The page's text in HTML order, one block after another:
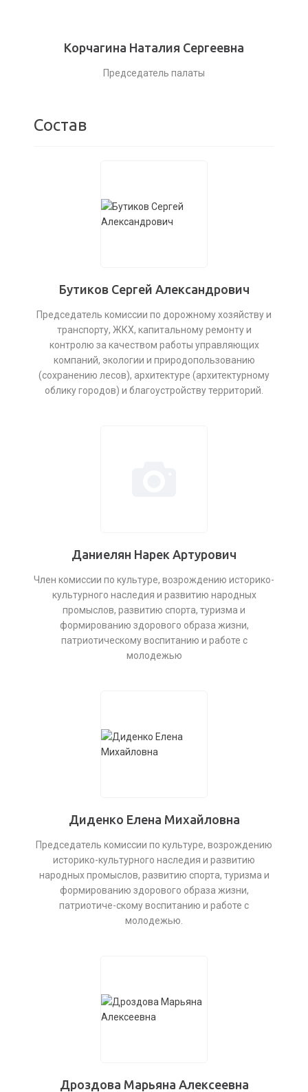
Корчагина Наталия Сергеевна
Председатель палаты
Состав
Бутиков Сергей Александрович
Председатель комиссии по дорожному хозяйству и
транспорту, ЖКХ, капитальному ремонту и
контролю за качеством работы управляющих
компаний, экологии и природопользованию
(сохранению лесов), архитектуре (архитектурному
облику городов) и благоустройству территорий.
Даниелян Нарек Артурович
Член комиссии по культуре, возрождению историко-
культурного наследия и развитию народных
промыслов, развитию спорта, туризма и
формированию здорового образа жизни,
патриотическому воспитанию и работе с
молодежью
Диденко Елена Михайловна
Председатель комиссии по культуре, возрождению
историко-культурного наследия и развитию
народных промыслов, развитию спорта, туризма и
формированию здорового образа жизни,
патриотиче-скому воспитанию и работе с
молодежью.
Дроздова Марьяна Алексеевна